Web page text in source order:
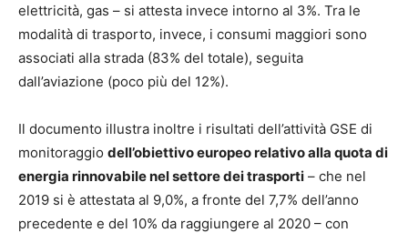
elettricità, gas – si attesta invece intorno al 3%. Tra le
modalità di trasporto, invece, i consumi maggiori sono
associati alla strada (83% del totale), seguita
dall’aviazione (poco più del 12%).
Il documento illustra inoltre i risultati dell’attività GSE di
monitoraggio dell’obiettivo europeo relativo alla quota di
energia rinnovabile nel settore dei trasporti – che nel
2019 si è attestata al 9,0%, a fronte del 7,7% dell’anno
precedente e del 10% da raggiungere al 2020 – con